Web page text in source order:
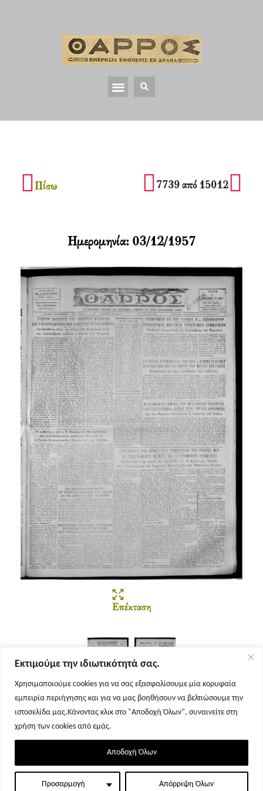
Εκτιμούμε την ιδιωτικότητά σας.
Χρησιμοποιούμε cookies για να σας εξασφαλίσουμε μία κορυφαία
εμπειρία περιήγησης και για να μας βοηθήσουν να βελτιώσουμε την
ιστοσελίδα μας.Κάνοντας κλικ στο "Αποδοχή Όλων", συναινείτε στη
χρήση των cookies από εμάς.
Προσαρμογή Απόρριψη Όλων
Αποδοχή Όλων
Πίσω 7739 από 15012
Επέκταση
Σελίδα 1 Σελίδα 2
Ημερομηνία: 03/12/1957